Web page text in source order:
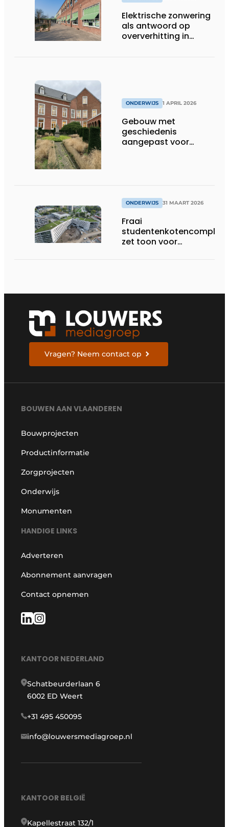
Elektrische zonwering
als antwoord op
oververhitting in
ONDERWIJS 1 APRIL 2026
Gebouw met
geschiedenis
aangepast voor
ONDERWIJS 31 MAART 2026
Fraai
studentenkotencomplex
zet toon voor
Vragen? Neem contact op
BOUWEN AAN VLAANDEREN
Bouwprojecten
Productinformatie
Zorgprojecten
Onderwijs
Monumenten
HANDIGE LINKS
Adverteren
Abonnement aanvragen
Contact opnemen
KANTOOR NEDERLAND
Schatbeurderlaan 6
6002 ED Weert
+31 495 450095
info@louwersmediagroep.nl
KANTOOR BELGIË
Kapellestraat 132/1